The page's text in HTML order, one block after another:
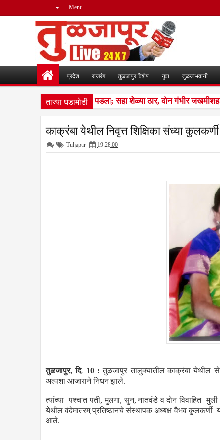
Menu
प्रदेश राजरंग तुळजापुर विशेष युवा तुळजाभवानी
ताज्या घडामोडी
कळप शेळ्यांवर तुटून पडला; सहा शेळ्या ठार, दोन गंभीर
काक्रंबा येथील निवृत्त शिक्षिका संध्या
Tuljapur 19:28:00
तुळजापुर, दि. 10 :तुळजापुर तालुक्यातील काक्रंबा येथील
अल्पशा आजाराने निधन झाले.
त्यांच्या पश्चात पती, मुलगा, सुन, नातवंडे व दोन विवाहित
येथील वंदेमातरम् प्रतिष्ठानचे संस्थापक अध्यक्ष वैभव कुलकर्णी
आले.